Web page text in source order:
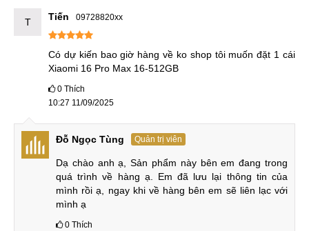
T Tiến 09728820xx
Có dự kiến bao giờ hàng về ko shop tôi muốn đặt 1 cái
Xiaomi 16 Pro Max 16-512GB
0 Thích
10:27 11/09/2025
Đỗ Ngọc Tùng Quản trị viên
Dạ chào anh ạ, Sản phẩm này bên em đang trong
quá trình về hàng ạ. Em đã lưu lại thông tin của
mình rồi ạ, ngay khi về hàng bên em sẽ liên lạc với
mình ạ
0 Thích